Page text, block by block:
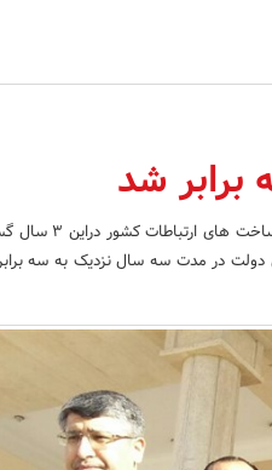
برابر شد
وزیرارتباطات با اشاره به اینکه زیرساخت
دولت در مدت سه سال نزدیک به سه